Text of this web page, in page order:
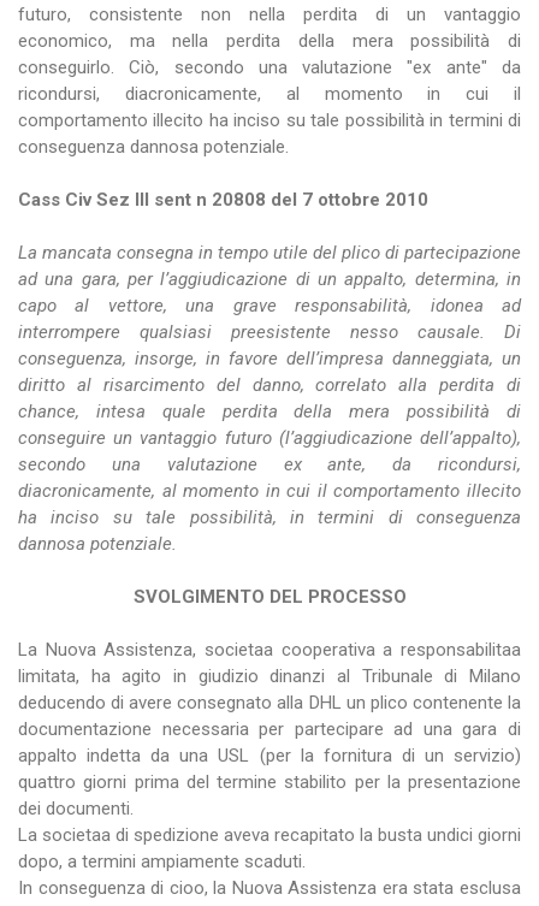
futuro, consistente non nella perdita di un vantaggio
economico, ma nella perdita della mera possibilità di
conseguirlo. Ciò, secondo una valutazione "ex ante" da
ricondursi, diacronicamente, al momento in cui il
comportamento illecito ha inciso su tale possibilità in termini di
conseguenza dannosa potenziale.
Cass Civ Sez III sent n 20808 del 7 ottobre 2010
La mancata consegna in tempo utile del plico di partecipazione
ad una gara, per l’aggiudicazione di un appalto, determina, in
capo al vettore, una grave responsabilità, idonea ad
interrompere qualsiasi preesistente nesso causale. Di
conseguenza, insorge, in favore dell’impresa danneggiata, un
diritto al risarcimento del danno, correlato alla perdita di
chance, intesa quale perdita della mera possibilità di
conseguire un vantaggio futuro (l’aggiudicazione dell’appalto),
secondo una valutazione ex ante, da ricondursi,
diacronicamente, al momento in cui il comportamento illecito
ha inciso su tale possibilità, in termini di conseguenza
dannosa potenziale.
SVOLGIMENTO DEL PROCESSO
La Nuova Assistenza, societaa cooperativa a responsabilitaa
limitata, ha agito in giudizio dinanzi al Tribunale di Milano
deducendo di avere consegnato alla DHL un plico contenente la
documentazione necessaria per partecipare ad una gara di
appalto indetta da una USL (per la fornitura di un servizio)
quattro giorni prima del termine stabilito per la presentazione
dei documenti.
La societaa di spedizione aveva recapitato la busta undici giorni
dopo, a termini ampiamente scaduti.
In conseguenza di cioo, la Nuova Assistenza era stata esclusa